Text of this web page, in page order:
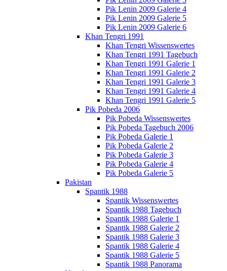
Pik Lenin 2009 Galerie 4
Pik Lenin 2009 Galerie 5
Pik Lenin 2009 Galerie 6
Khan Tengri 1991
Khan Tengri Wissenswertes
Khan Tengri 1991 Tagebuch
Khan Tengri 1991 Galerie 1
Khan Tengri 1991 Galerie 2
Khan Tengri 1991 Galerie 3
Khan Tengri 1991 Galerie 4
Khan Tengri 1991 Galerie 5
Pik Pobeda 2006
Pik Pobeda Wissenswertes
Pik Pobeda Tagebuch 2006
Pik Pobeda Galerie 1
Pik Pobeda Galerie 2
Pik Pobeda Galerie 3
Pik Pobeda Galerie 4
Pik Pobeda Galerie 5
Pakistan
Spantik 1988
Spantik Wissenswertes
Spantik 1988 Tagebuch
Spantik 1988 Galerie 1
Spantik 1988 Galerie 2
Spantik 1988 Galerie 3
Spantik 1988 Galerie 4
Spantik 1988 Galerie 5
Spantik 1988 Panorama